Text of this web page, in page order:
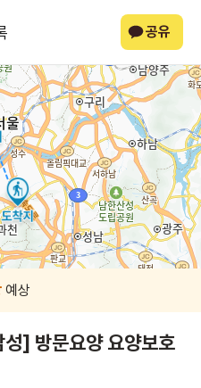
공유
예상
] 방문요양 요양보호